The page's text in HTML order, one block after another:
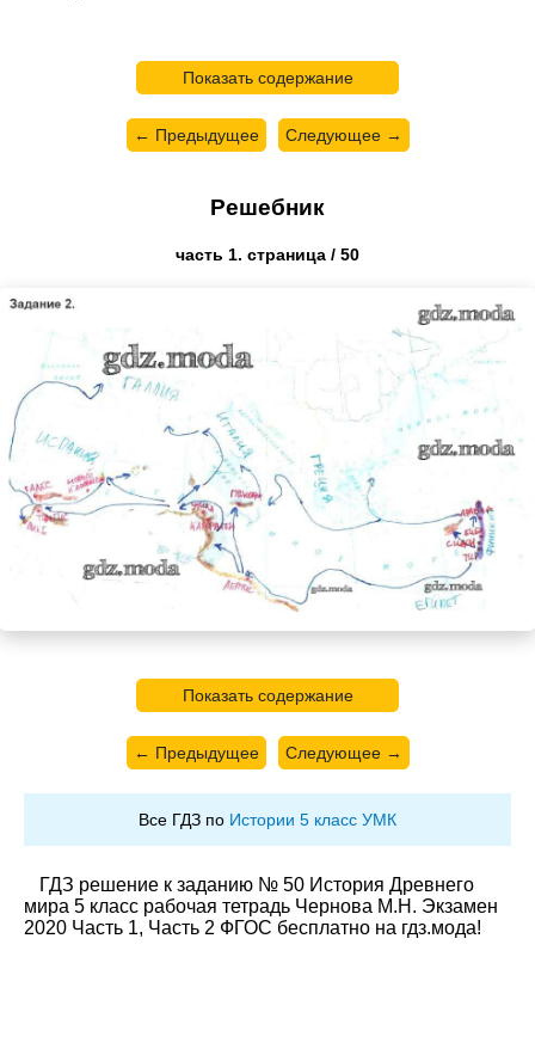
Показать содержание
← Предыдущее Следующее →
Решебник
часть 1. страница / 50
Показать содержание
← Предыдущее Следующее →
Все ГДЗ по Истории 5 класс УМК
ГДЗ решение к заданию № 50 История Древнего
мира 5 класс рабочая тетрадь Чернова М.Н. Экзамен
2020 Часть 1, Часть 2 ФГОС бесплатно на гдз.мода!